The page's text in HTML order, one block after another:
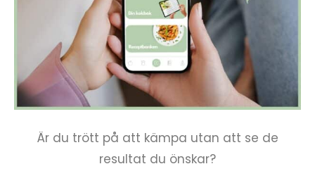
Är du trött på att kämpa utan att se de
resultat du önskar?